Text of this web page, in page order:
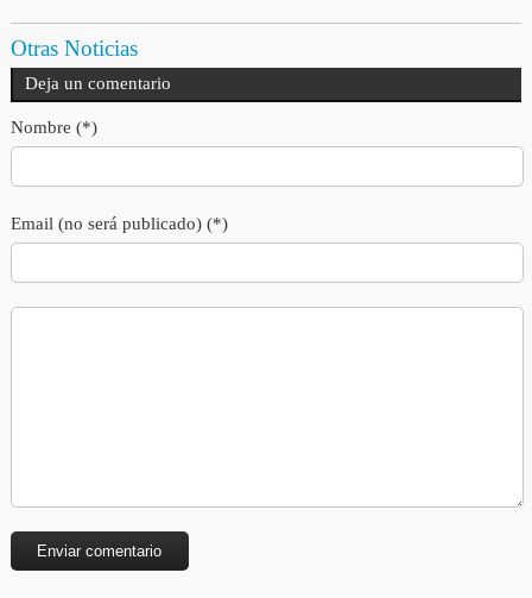
Otras Noticias
Deja un comentario
Nombre (*)
Email (no será publicado) (*)